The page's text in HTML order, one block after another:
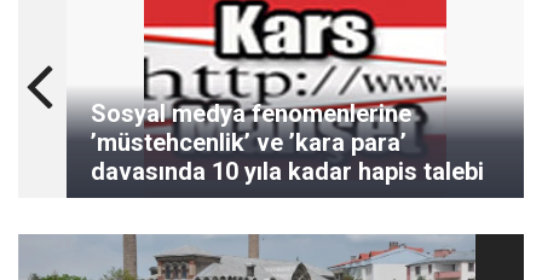
Sosyal medya fenomenlerine
’müstehcenlik’ ve ’kara para’
davasında 10 yıla kadar hapis talebi